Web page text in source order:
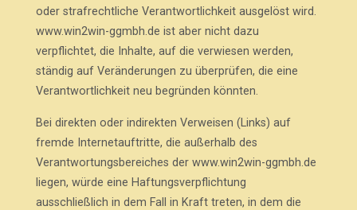
oder strafrechtliche Verantwortlichkeit ausgelöst wird.
www.win2win-ggmbh.de ist aber nicht dazu
verpflichtet, die Inhalte, auf die verwiesen werden,
ständig auf Veränderungen zu überprüfen, die eine
Verantwortlichkeit neu begründen könnten.
Bei direkten oder indirekten Verweisen (Links) auf
fremde Internetauftritte, die außerhalb des
Verantwortungsbereiches der www.win2win-ggmbh.de
liegen, würde eine Haftungsverpflichtung
ausschließlich in dem Fall in Kraft treten, in dem die